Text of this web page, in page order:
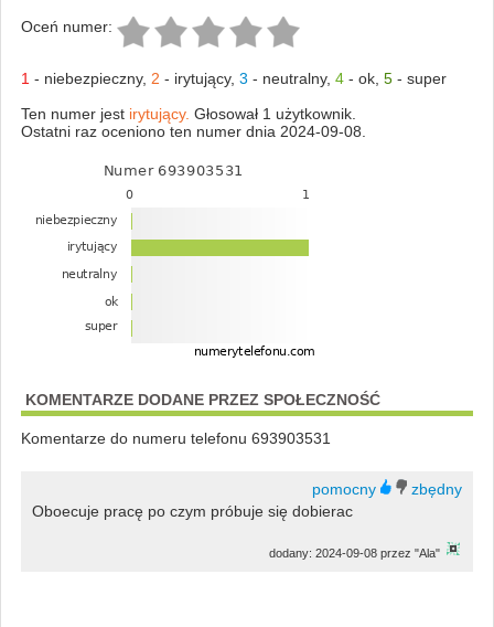
Oceń numer:
1 - niebezpieczny, 2 - irytujący, 3 - neutralny, 4- ok, 5- super
Ten numer jest irytujący. Głosował 1 użytkownik.
Ostatni raz oceniono ten numer dnia 2024-09-08.
KOMENTARZE DODANE PRZEZ SPOŁECZNOŚĆ
Komentarze do numeru telefonu 693903531
Oboecuje pracę po czym próbuje się dobierac
dodany: 2024-09-08 przez "Ala"